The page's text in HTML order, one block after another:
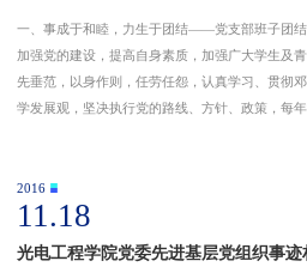
旧版入口
关闭
一、事成于和睦，力生于团结——党支部班子
加强党的建设，提高自身素质，加强广大学生及
先垂范，以身作则，任劳任怨，认真学习、贯彻
学发展观，坚决执行党的路线、方针、政策，每
2016
11.18
光电工程学院党委先进基层党组织事迹